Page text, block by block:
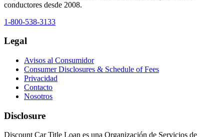
conductores desde 2008.
1-800-538-3133
Legal
Avisos al Consumidor
Consumer Disclosures & Schedule of Fees
Privacidad
Contacto
Nosotros
Disclosure
Discount Car Title Loan es una Organización de Servicios de